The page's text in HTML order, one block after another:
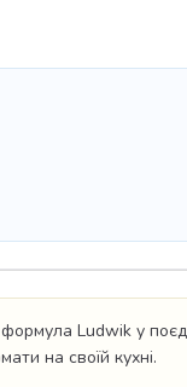
Ludwik у
на своїй кухні.